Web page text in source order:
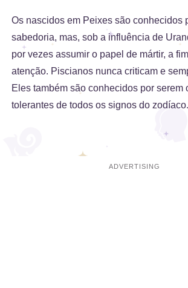
Os nascidos em Peixes são conhecidos
sabedoria, mas, sob a influência de
por vezes assumir o papel de mártir, a
atenção. Piscianos nunca criticam e
Eles também são conhecidos por serem
tolerantes de todos os signos do zodíaco.